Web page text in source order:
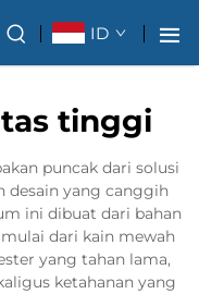
ID
tinggi
puncak dari solusi
desain yang canggih
ini dibuat dari bahan
dari kain mewah
yang tahan lama,
ketahanan yang